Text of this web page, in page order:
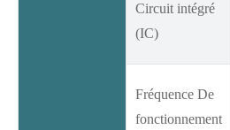
Circuit intégré
(IC)
Fréquence De
fonctionnement